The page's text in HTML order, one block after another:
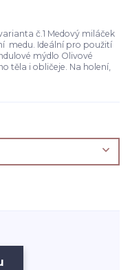
č.1 Medový miláček
medu. Ideální pro použití
mýdlo Olivové
těla i obličeje. Na holení,